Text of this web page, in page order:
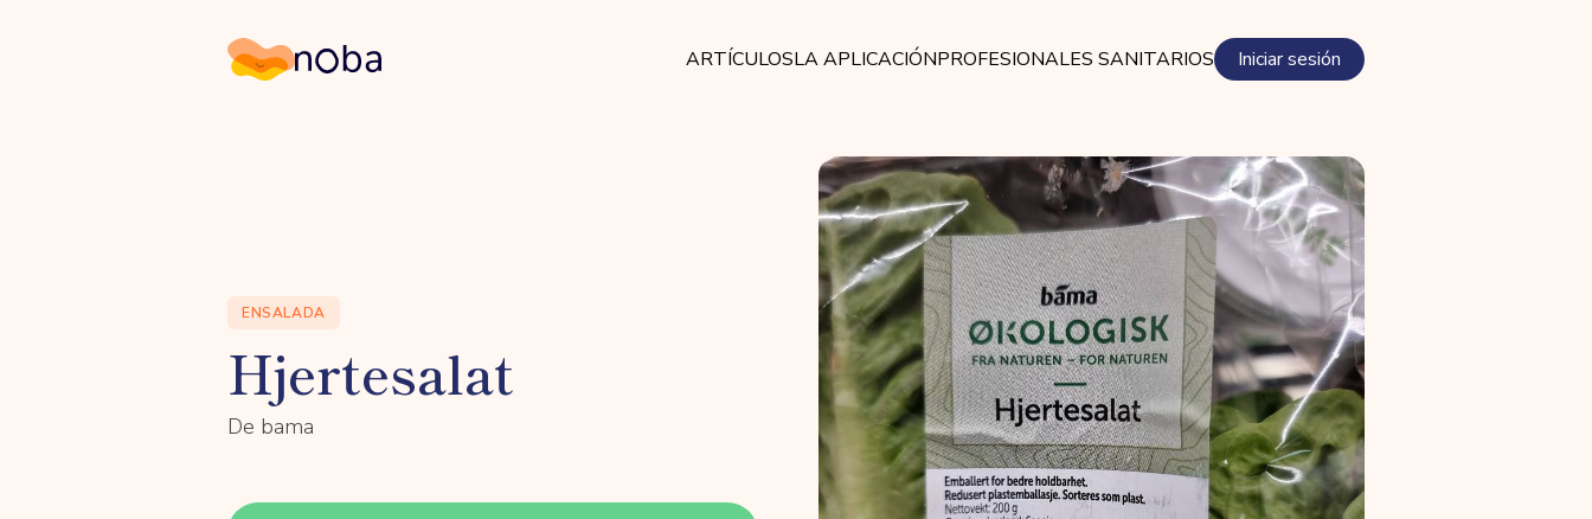
Noba ARTÍCULOSLA APLICACIÓNPROFESIONALES SANITARIOS Iniciar sesión
ENSALADA
Hjertesalat
De bama